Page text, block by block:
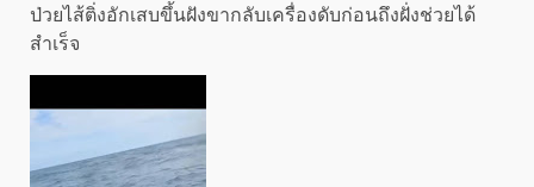
ป่วยไส้ติ่งอักเสบขึ้นฝังขากลับเครื่องดับก่อนถึงฝั่งช่วยได้
สำเร็จ